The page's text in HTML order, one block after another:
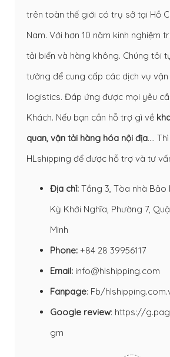
trên toàn thế giới có trụ sở tại Hồ
Nam. Với hơn 10 năm kinh nghiệm
tải biển và hàng không. Chúng tôi
tưởng để cung cấp các dịch vụ
logistics. Đáp ứng được mọi yêu
Khách. Nếu bạn cần hỗ trợ gì về
quan, vận tải hàng hóa nội địa….
HLshipping để được hỗ trợ và tư
Địa chỉ: Tầng 3, Tòa nhà Bảo
Kỳ Khởi Nghĩa, Phường 7,
Minh
Phone: +84 28 39956117
Email: info@hlshipping.com
Fanpage: Fb/
Google review: https://
gm